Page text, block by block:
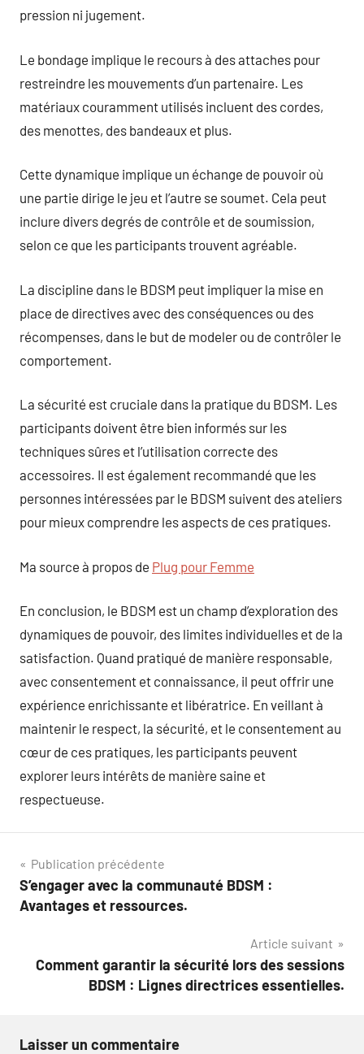
pression ni jugement.
Le bondage implique le recours à des attaches pour
restreindre les mouvements d’un partenaire. Les
matériaux couramment utilisés incluent des cordes,
des menottes, des bandeaux et plus.
Cette dynamique implique un échange de pouvoir où
une partie dirige le jeu et l’autre se soumet. Cela peut
inclure divers degrés de contrôle et de soumission,
selon ce que les participants trouvent agréable.
La discipline dans le BDSM peut impliquer la mise en
place de directives avec des conséquences ou des
récompenses, dans le but de modeler ou de contrôler le
comportement.
La sécurité est cruciale dans la pratique du BDSM. Les
participants doivent être bien informés sur les
techniques sûres et l’utilisation correcte des
accessoires. Il est également recommandé que les
personnes intéressées par le BDSM suivent des ateliers
pour mieux comprendre les aspects de ces pratiques.
Ma source à propos de Plug pour Femme
En conclusion, le BDSM est un champ d’exploration des
dynamiques de pouvoir, des limites individuelles et de la
satisfaction. Quand pratiqué de manière responsable,
avec consentement et connaissance, il peut offrir une
expérience enrichissante et libératrice. En veillant à
maintenir le respect, la sécurité, et le consentement au
cœur de ces pratiques, les participants peuvent
explorer leurs intérêts de manière saine et
respectueuse.
Navigation
de
Publication précédente
S’engager avec la communauté BDSM :
Avantages et ressources.
Article suivant
Comment garantir la sécurité lors des sessions
BDSM : Lignes directrices essentielles.
Laisser un commentaire